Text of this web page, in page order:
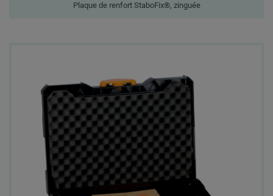
Plaque de renfort StaboFix®, zinguée